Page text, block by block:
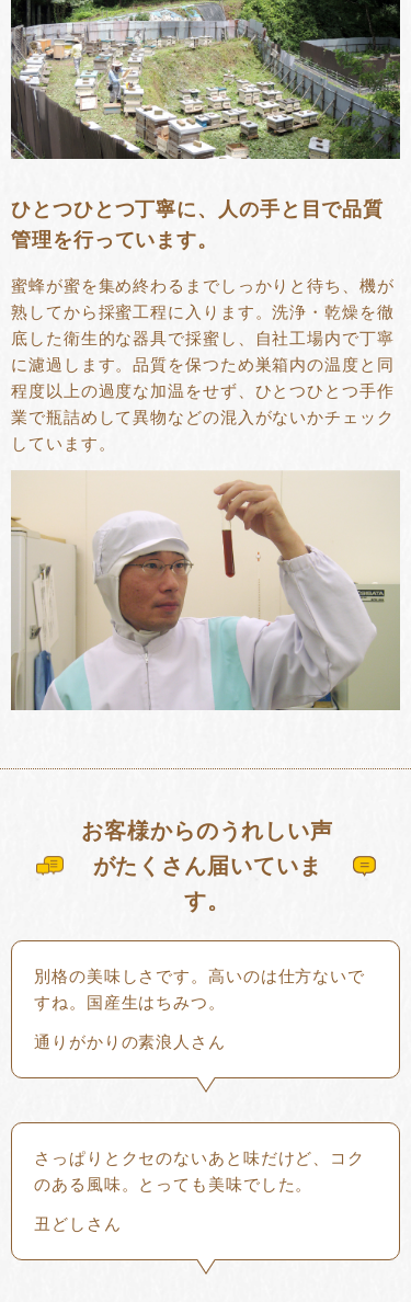
ひとつひとつ丁寧に、人の手と目で品質
管理を行っています。
蜜蜂が蜜を集め終わるまでしっかりと待ち、機が
熟してから採蜜工程に入ります。洗浄・乾燥を徹
底した衛生的な器具で採蜜し、自社工場内で丁寧
に濾過します。品質を保つため巣箱内の温度と同
程度以上の過度な加温をせず、ひとつひとつ手作
業で瓶詰めして異物などの混入がないかチェック
しています。
お客様からのうれしい声
がたくさん届いていま
す。
別格の美味しさです。高いのは仕方ないで
すね。国産生はちみつ。
通りがかりの素浪人さん
さっぱりとクセのないあと味だけど、コク
のある風味。とっても美味でした。
丑どしさん